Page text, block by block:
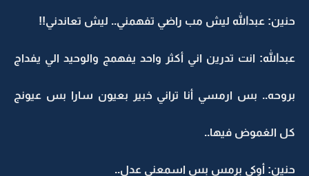
حنين: عبدالله ليش مب راضي تفهمني.. ليش تعاندني!!
عبدالله: انت تدرين اني أكثر واحد يفهمج والوحيد الي يفداج
بروحه.. بس ارمسي أنا تراني خبير بعيون سارا بس عيونج
كل الغموض فيها..
حنين: أوكي برمس بس اسمعني عدل..